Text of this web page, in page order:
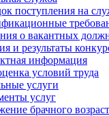
поступления на
о вакантных
и результаты
информация
условий труда
услуги
услуг
брачного